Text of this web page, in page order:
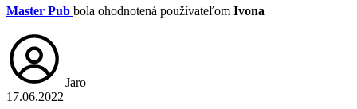
Master Pub bola ohodnotená používateľom Ivona
Jaro
17.06.2022